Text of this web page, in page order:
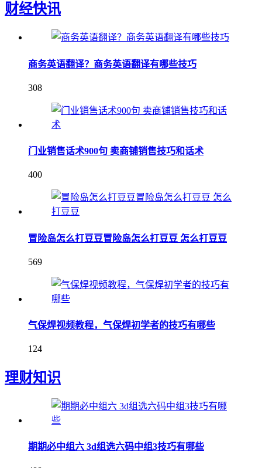
财经快讯
商务英语翻译？商务英语翻译有哪些技巧
308
门业销售话术900句 卖商铺销售技巧和话术
400
冒险岛怎么打豆豆冒险岛怎么打豆豆 怎么打豆豆
569
气保焊视频教程，气保焊初学者的技巧有哪些
124
理财知识
期期必中组六 3d组选六码中组3技巧有哪些